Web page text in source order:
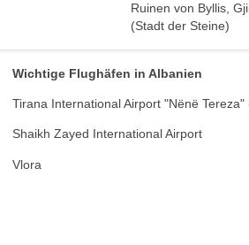
Ruinen von Byllis,
(Stadt der Steine)
Wichtige Flughäfen in Albanien
Tirana International Airport "Nënë Tereza"
Shaikh Zayed International Airport
Vlora